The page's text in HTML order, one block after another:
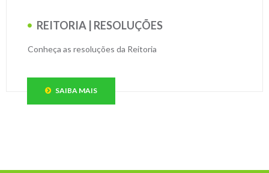
REITORIA | RESOLUÇÕES
Conheça as resoluções da Reitoria
SAIBA MAIS